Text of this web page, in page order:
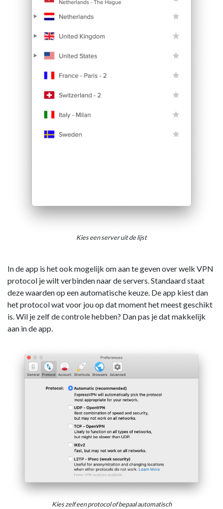
Kies een server uit de lijst
In de app is het ook mogelijk om aan te geven over welk VPN
protocol je wilt verbinden naar de servers. Standaard staat
deze waarden op een automatische keuze. De app kiest dan
het protocol wat voor jou op dat moment het meest geschikt
is. Wil je zelf de controle hebben? Dan pas je dat makkelijk
aan in de app.
Kies zelf een protocol of bepaal automatisch